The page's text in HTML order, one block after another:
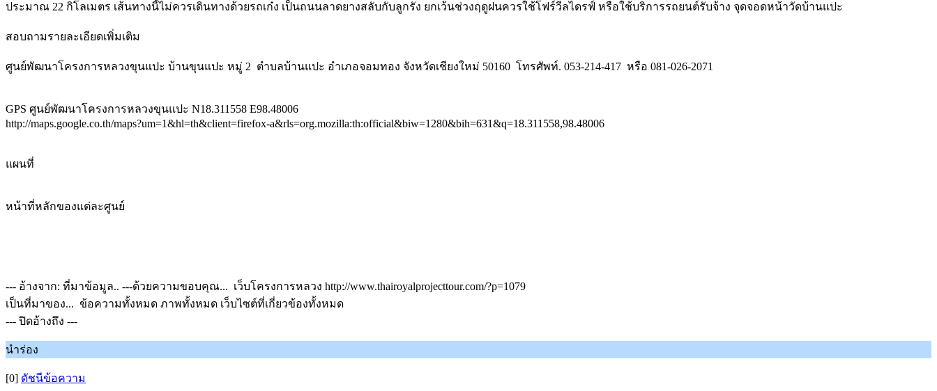
ประมาณ 22 กิโลเมตร เส้นทางนี้ไม่ควรเดินทางด้วยรถเก๋ง เป็นถนนลาดยางสลับกับลูกรัง ยกเว้นช่วงฤดูฝนควรใช้โฟร์วีลไดรฟ์ หรือใช้บริการรถยนต์รับจ้าง จุดจอดหน้าวัดบ้านแปะ
สอบถามรายละเอียดเพิ่มเติม
ศูนย์พัฒนาโครงการหลวงขุนแปะ บ้านขุนแปะ หมู่ 2 ตำบลบ้านแปะ อำเภอจอมทอง จังหวัดเชียงใหม่ 50160 โทรศัพท์. 053-214-417 หรือ 081-026-2071
GPS ศูนย์พัฒนาโครงการหลวงขุนแปะ N18.311558 E98.48006
http://maps.google.co.th/maps?um=1&hl=th&client=firefox-a&rls=org.mozilla:th:official&biw=1280&bih=631&q=18.311558,98.48006
แผนที่
หน้าที่หลักของแต่ละศูนย์
--- อ้างจาก: ที่มาข้อมูล.. ---ด้วยความขอบคุณ... เว็บโครงการหลวง http://www.thairoyalprojecttour.com/?p=1079
เป็นที่มาของ... ข้อความทั้งหมด ภาพทั้งหมด เว็บไซต์ที่เกี่ยวข้องทั้งหมด
--- ปิดอ้างถึง ---
นำร่อง
[0] ดัชนีข้อความ